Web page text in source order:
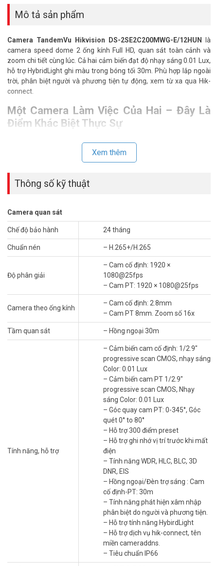
Mô tả sản phẩm
Camera TandemVu Hikvision DS-2SE2C200MWG-E/12HUN là
camera speed dome 2 ống kính Full HD, quan sát toàn cảnh và
zoom chi tiết cùng lúc. Cả hai cảm biến đạt độ nhạy sáng 0.01 Lux,
hỗ trợ HybridLight ghi màu trong bóng tối 30m. Phù hợp lắp ngoài
trời, phân biệt người và phương tiện tự động, xem từ xa qua Hik-
connect.
Một Camera Làm Việc Của Hai – Đây Là
Điểm Khác Biệt Thực Sự
2SE2C200MWG-E/12HUN với camera dome thông thường và thấy
đắt hơn. Nhưng cách so sánh đó bỏ qua một điều căn bản. Camera
cả hai cùng lúc. TandemVu có hai cảm biến độc lập, một cố định
2.8mm bao quát sân rộng và một PT 8mm đang zoom vào cổng ra
Hệ quả thực tế rất cụ thể. Khi camera PTZ thông thường đang
zoom vào một người khả nghi, phần còn lại của khung hình biến
mất hoàn toàn. Với thiết bị 2 mắt này, ống kính cố định vẫn đang
ghi toàn cảnh trong khi ống PT đang bám sát đối tượng. Bạn có hai
luồng video song song từ một thiết bị duy nhất. Đây là lý do hệ
thống an ninh chuyên nghiệp ưu tiên dòng TandemVu cho điểm
giám sát quan trọng. Gọi tư vấn miễn phí – Kỹ thuật viênVũ Hoàng
phân tích thực tế mặt bằng của bạn trước khi tư vấn thiết
Chi Phí Thực Tế Khi Mua Camera Rẻ Hơn Là
Một camera dome Full HD phổ thông có giá thấp hơn rõ rệt. Nhưng
để đạt cùng khả năng giám sát, bạn cần lắp ít nhất hai thiết bị riêng
biệt cộng thêm chi phí thi công, đi dây, đầu ghi thêm kênh và lắp
đặt kép. Tổng cộng, phương án hai camera rẻ thường đắt hơn một
TandemVu khi tính đủ chi phí. Đó là chưa kể điểm mù vẫn tồn tại ở
vùng chuyển tiếp giữa hai camera.
Những Tình Huống Mà Camera Rẻ Hơn
Xem thêm
Thông số kỹ thuật
Camera quan sát
Chế độ bảo hành 24 tháng
Chuẩn nén – H.265+/H.265
Độ phân giải
– Cam cố định: 1920 ×
1080@25fps
– Cam PT: 1920 × 1080@25fps
Camera theo ống kính
– Cam cố định: 2.8mm
– Cam PT 8mm. Zoom số 16x
Tầm quan sát – Hồng ngoại 30m
Tính năng, hỗ trợ
– Cảm biến cam cố định: 1/2.9″
progressive scan CMOS, nhạy sáng
Color: 0.01 Lux
– Cảm biến cam PT 1/2.9″
progressive scan CMOS, Nhạy
sáng Color: 0.01 Lux
– Góc quay cam PT: 0-345°, Góc
quét 0° to 80°
– Hỗ trợ 300 điểm preset
– Hỗ trợ ghi nhớ vị trí trước khi mất
điện
– Tính năng WDR, HLC, BLC, 3D
DNR, EIS
– Hồng ngoại/Đèn trợ sáng : Cam
cố định-PT: 30m
– Tính năng phát hiện xâm nhập
phân biệt do người và phương tiện.
– Hỗ trợ tính năng HybirdLight
– Hỗ trợ dịch vụ hik-connect, tên
miền cameraddns.
– Tiêu chuẩn IP66